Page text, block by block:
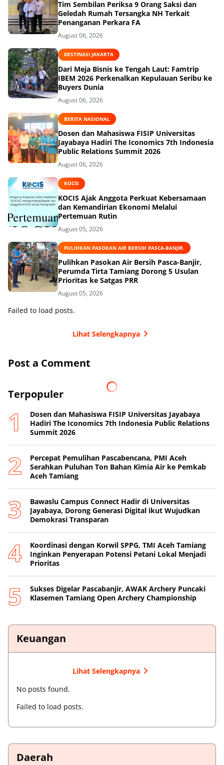
Tim Sembilan Periksa 9 Orang Saksi dan
Geledah Rumah Tersangka NH Terkait
Penanganan Perkara FA
August 06, 2026
DESTINASI JAKARTA
Dari Meja Bisnis ke Tengah Laut: Famtrip
IBEM 2026 Perkenalkan Kepulauan Seribu ke
Buyers Dunia
August 06, 2026
BERITA NASIONAL
Dosen dan Mahasiswa FISIP Universitas
Jayabaya Hadiri The Iconomics 7th Indonesia
Public Relations Summit 2026
August 06, 2026
KOCIS
KOCIS Ajak Anggota Perkuat Kebersamaan
dan Kemandirian Ekonomi Melalui
Pertemuan Rutin
August 05, 2026
PULIHKAN PASOKAN AIR BERSIH PASCA-BANJIR.
Pulihkan Pasokan Air Bersih Pasca-Banjir,
Perumda Tirta Tamiang Dorong 5 Usulan
Prioritas ke Satgas PRR
August 05, 2026
Failed to load posts.
Lihat Selengkapnya
Post a Comment
Terpopuler
Dosen dan Mahasiswa FISIP Universitas Jayabaya
Hadiri The Iconomics 7th Indonesia Public Relations
Summit 2026
Percepat Pemulihan Pascabencana, PMI Aceh
Serahkan Puluhan Ton Bahan Kimia Air ke Pemkab
Aceh Tamiang
Bawaslu Campus Connect Hadir di Universitas
Jayabaya, Dorong Generasi Digital ikut Wujudkan
Demokrasi Transparan
Koordinasi dengan Korwil SPPG, TMI Aceh Tamiang
Inginkan Penyerapan Potensi Petani Lokal Menjadi
Prioritas
Sukses Digelar Pascabanjir, AWAK Archery Puncaki
Klasemen Tamiang Open Archery Championship
Keuangan
Lihat Selengkapnya
No posts found.
Failed to load posts.
Daerah